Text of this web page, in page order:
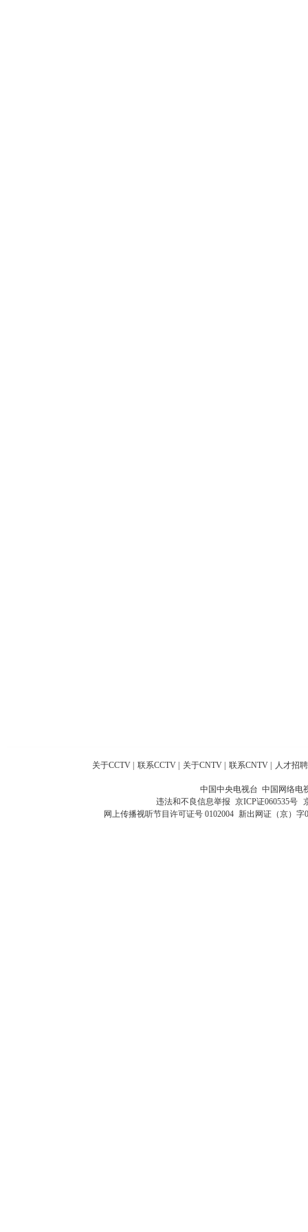
关于CCTV 联系CCTV 关于CNTV 联系CNTV 人才招聘
中国中央电视台 中国网络电
违法和不良信息举报 京ICP证060535号
网上传播视听节目许可证号 0102004 新出网证（京）